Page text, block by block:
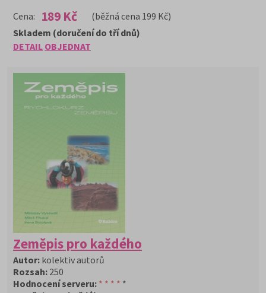
Cena:
189 Kč (běžná cena 199 Kč)
DETAIL OBJEDNAT
Skladem (doručení do tří dnů)
Zeměpis pro každého
Autor: kolektiv autorů
Rozsah: 250
Hodnocení serveru: * * * * *